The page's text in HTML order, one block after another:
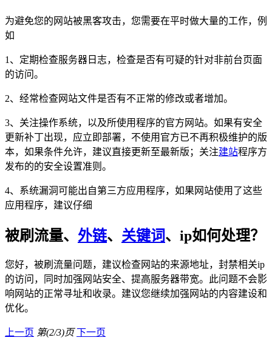
为避免您的网站被黑客攻击，您需要在平时做大量的工作，例
如
1、定期检查服务器日志，检查是否有可疑的针对非前台页面
的访问。
2、经常检查网站文件是否有不正常的修改或者增加。
3、关注操作系统，以及所使用程序的官方网站。如果有安全
更新补丁出现，应立即部署，不使用官方已不再积极维护的版
本，如果条件允许，建议直接更新至最新版；关注建站程序方
发布的的安全设置准则。
4、系统漏洞可能出自第三方应用程序，如果网站使用了这些
应用程序，建议仔细
被刷流量、 外链、 关键词、ip如何处理？
您好，被刷流量问题，建议检查网站的来源地址，封禁相关ip
的访问，同时加强网站安全、提高服务器带宽。此问题不会影
响网站的正常寻址和收录。建议您继续加强网站的内容建设和
优化。
上一页 第(2/3)页 下一页